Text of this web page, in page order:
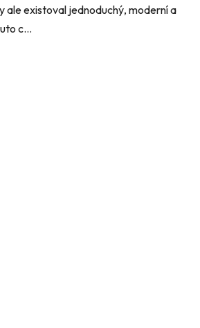
ale existoval jednoduchý, moderní a
c...